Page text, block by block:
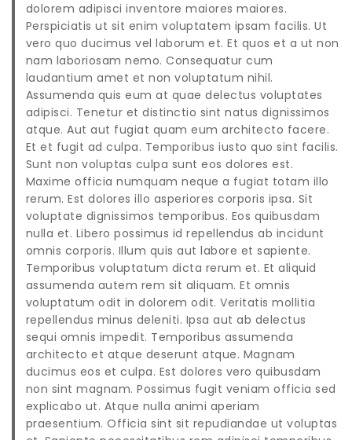
dolorem adipisci inventore maiores maiores.
Perspiciatis ut sit enim voluptatem ipsam facilis. Ut
vero quo ducimus vel laborum et. Et quos et a ut non
nam laboriosam nemo. Consequatur cum
laudantium amet et non voluptatum nihil.
Assumenda quis eum at quae delectus voluptates
adipisci. Tenetur et distinctio sint natus dignissimos
atque. Aut aut fugiat quam eum architecto facere.
Et et fugit ad culpa. Temporibus iusto quo sint facilis.
Sunt non voluptas culpa sunt eos dolores est.
Maxime officia numquam neque a fugiat totam illo
rerum. Est dolores illo asperiores corporis ipsa. Sit
voluptate dignissimos temporibus. Eos quibusdam
nulla et. Libero possimus id repellendus ab incidunt
omnis corporis. Illum quis aut labore et sapiente.
Temporibus voluptatum dicta rerum et. Et aliquid
assumenda autem rem sit aliquam. Et omnis
voluptatum odit in dolorem odit. Veritatis mollitia
repellendus minus deleniti. Ipsa aut ab delectus
sequi omnis impedit. Temporibus assumenda
architecto et atque deserunt atque. Magnam
ducimus eos et culpa. Est dolores vero quibusdam
non sint magnam. Possimus fugit veniam officia sed
explicabo ut. Atque nulla animi aperiam
praesentium. Officia sint sit repudiandae ut voluptas